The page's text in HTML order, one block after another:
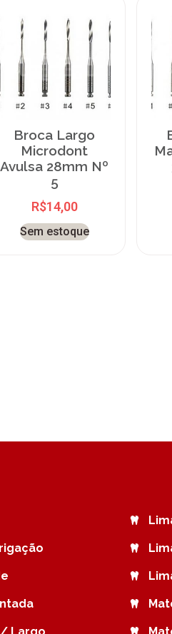
Broca Largo
Microdont
Avulsa 28mm Nº
5
R$14,00
Sem estoque